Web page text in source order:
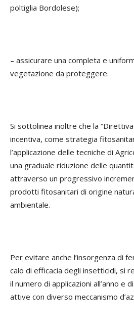
poltiglia Bordolese);
– assicurare una completa e
vegetazione da proteggere.
Si sottolinea inoltre che la
incentiva, come strategia
l’applicazione delle tecniche di
una graduale riduzione delle
attraverso un progressivo
prodotti fitosanitari di origine
ambientale.
Per evitare anche l’insorgenza di
calo di efficacia degli insetticidi, si
il numero di applicazioni all’anno e
attive con diverso meccanismo